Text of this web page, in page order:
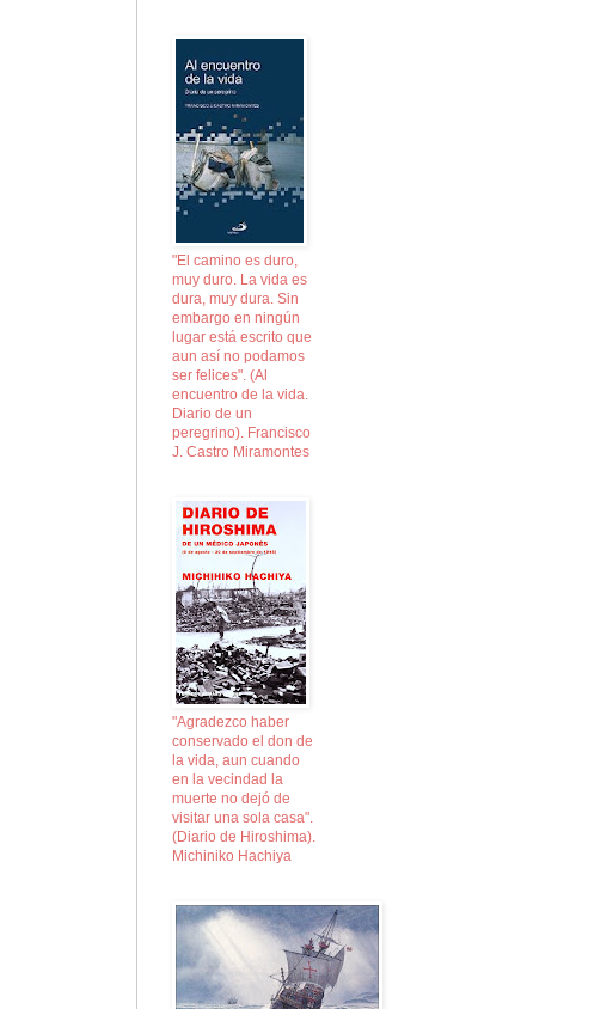
"El camino es duro,
muy duro. La vida es
dura, muy dura. Sin
embargo en ningún
lugar está escrito que
aun así no podamos
ser felices". (Al
encuentro de la vida.
Diario de un
peregrino). Francisco
J. Castro Miramontes
"Agradezco haber
conservado el don de
la vida, aun cuando
en la vecindad la
muerte no dejó de
visitar una sola casa".
(Diario de Hiroshima).
Michiniko Hachiya